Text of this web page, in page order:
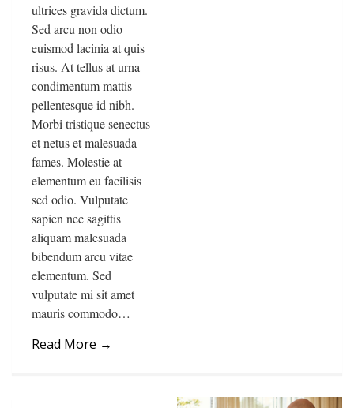
ultrices gravida dictum.
Sed arcu non odio
euismod lacinia at quis
risus. At tellus at urna
condimentum mattis
pellentesque id nibh.
Morbi tristique senectus
et netus et malesuada
fames. Molestie at
elementum eu facilisis
sed odio. Vulputate
sapien nec sagittis
aliquam malesuada
bibendum arcu vitae
elementum. Sed
vulputate mi sit amet
mauris commodo…
Read More →